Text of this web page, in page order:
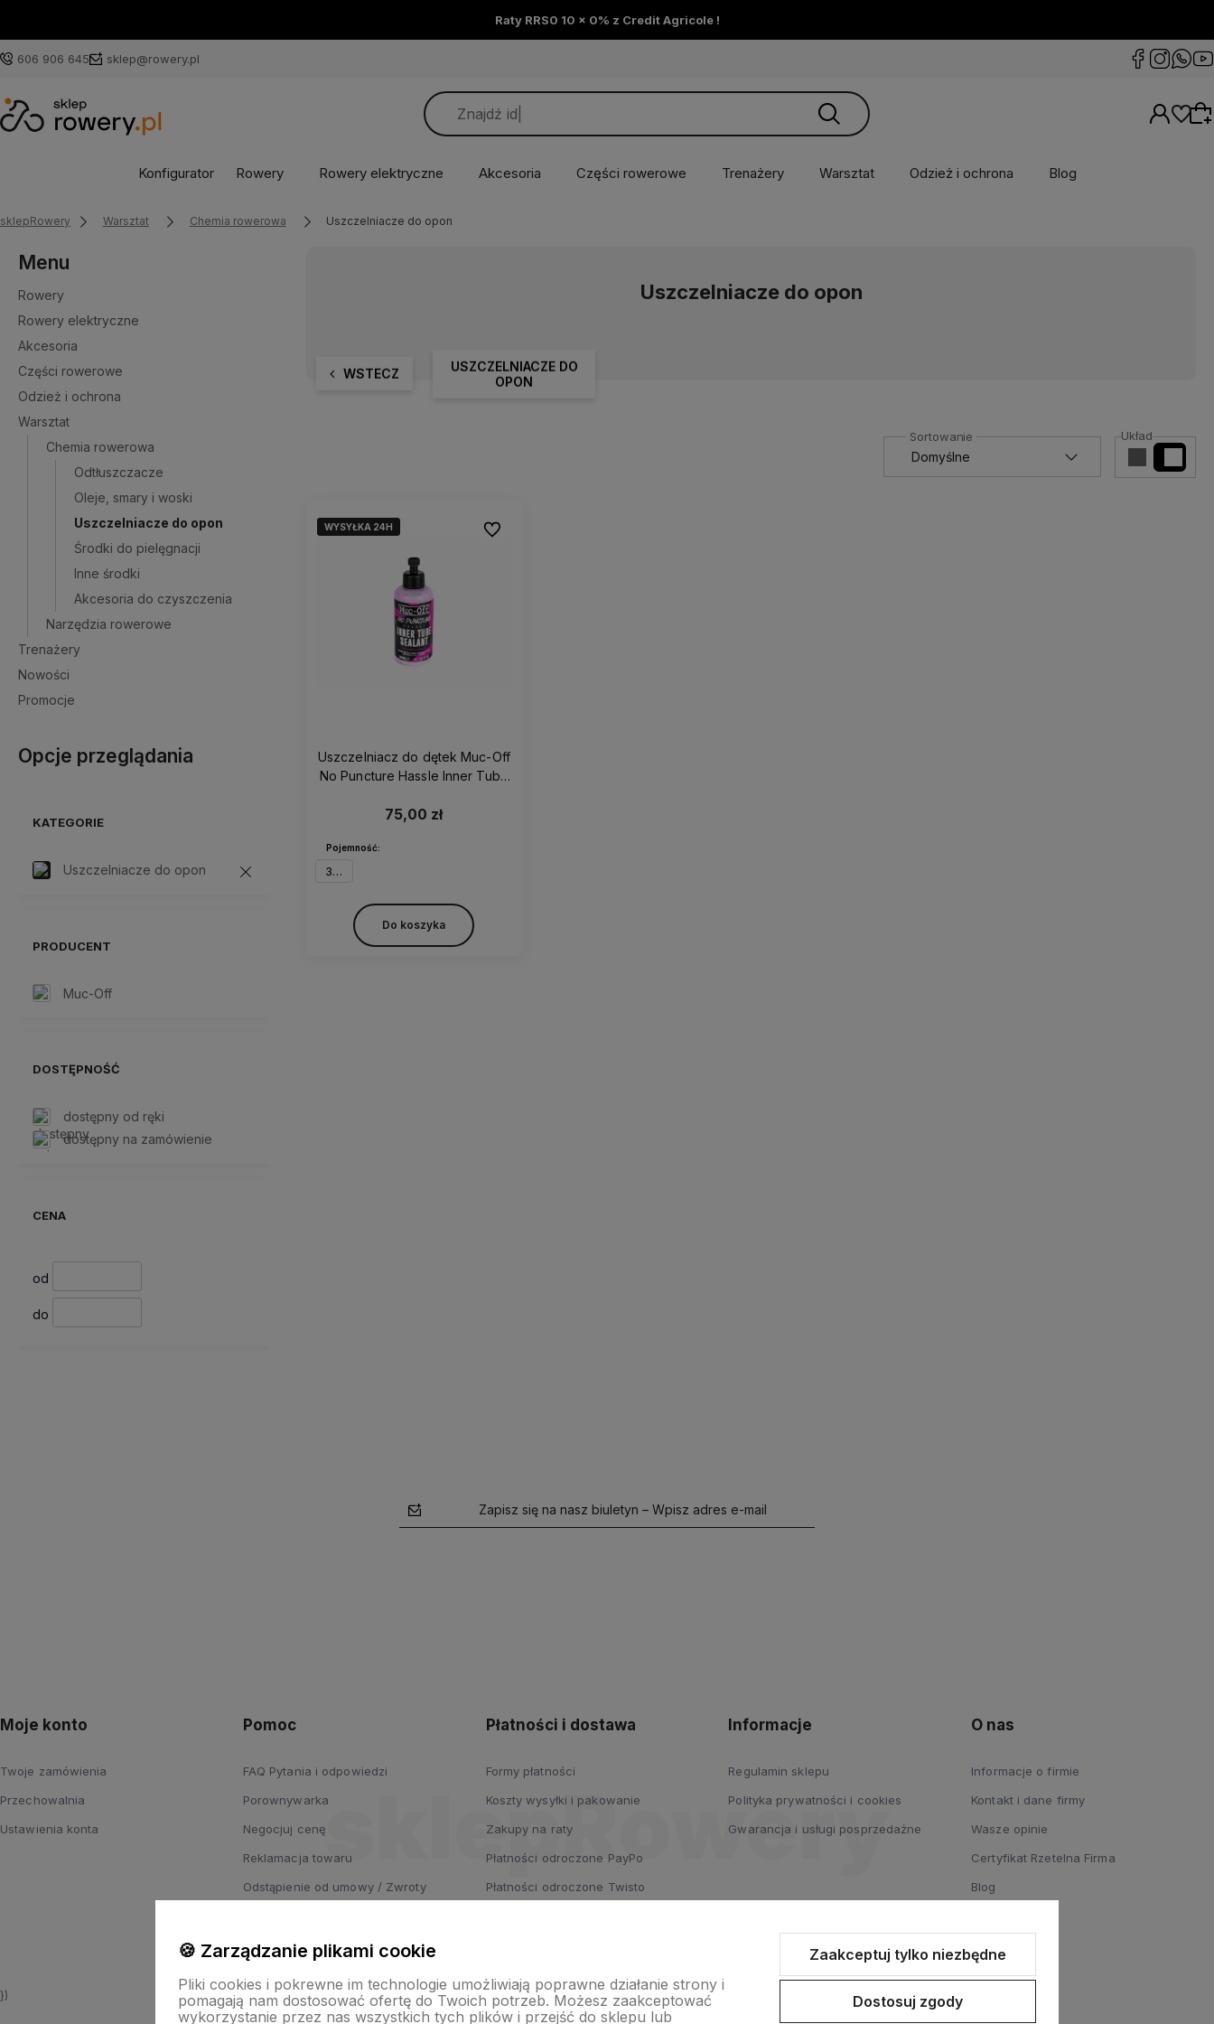
Raty RRS0 10 x 0% z Credit Agricole !
606 906 645 sklep@rowery.pl
Konfigurator Rowery Rowery elektryczne Akcesoria Części rowerowe Trenażery Warsztat Odzież i ochrona Blog
sklepRowery Warsztat Chemia rowerowa Uszczelniacze do opon
Menu
Rowery
Rowery elektryczne
Akcesoria
Części rowerowe
Odzież i ochrona
Warsztat
Chemia rowerowa
Odtłuszczacze
Oleje, smary i woski
Uszczelniacze do opon
Środki do pielęgnacji
Inne środki
Akcesoria do czyszczenia
Narzędzia rowerowe
Trenażery
Nowości
Promocje
Opcje przeglądania
KATEGORIE
Uszczelniacze do opon
PRODUCENT
Muc-Off
DOSTĘPNOŚĆ
dostępny od ręki
dostępny na zamówienie
CENA
od
do
Uszczelniacze do opon
WSTECZ
USZCZELNIACZE DO
OPON
Układ
WYSYŁKA 24H
WYSYŁKA 24H
Uszczelniacz do dętek Muc-Off
No Puncture Hassle Inner Tube
75,00 zł
Pojemność:
300 ml
Do koszyka
Do ulubionych
Zapisz się na nasz biuletyn – Wpisz adres e-mail
Moje konto
Twoje zamówienia
Przechowalnia
Ustawienia konta
Pomoc
FAQ Pytania i odpowiedzi
Porownywarka
Negocjuj cenę
Reklamacja towaru
Odstąpienie od umowy / Zwroty
Konfigurator
Płatności i dostawa
Formy płatności
Koszty wysyłki i pakowanie
Zakupy na raty
Płatności odroczone PayPo
Płatności odroczone Twisto
Informacje
Regulamin sklepu
Polityka prywatności i cookies
Gwarancja i usługi posprzedażne
O nas
Informacje o firmie
Kontakt i dane firmy
Wasze opinie
Certyfikat Rzetelna Firma
Blog
})
🍪 Zarządzanie plikami cookie
Pliki cookies i pokrewne im technologie umożliwiają poprawne działanie strony i
pomagają nam dostosować ofertę do Twoich potrzeb. Możesz zaakceptować
wykorzystanie przez nas wszystkich tych plików i przejść do sklepu lub
Zaakceptuj tylko niezbędne
Dostosuj zgody